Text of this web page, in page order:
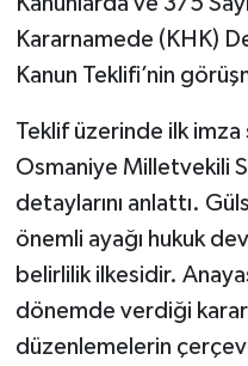
Kararnamede (KHK)
Kanun Teklifi’nin
Teklif üzerinde ilk imza
Osmaniye Milletvekili
detaylarını anlattı.
önemli ayağı hukuk
belirlilik ilkesidir.
dönemde verdiği
düzenlemelerin